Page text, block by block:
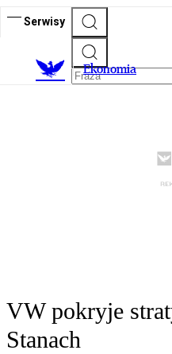
Serwisy
Ekonomia
VW pokryje
Stanach